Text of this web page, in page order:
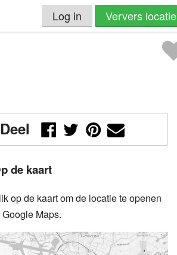
Log in Ververs locatie
Deel
de kaart
op de kaart om de locatie te openen
Maps.